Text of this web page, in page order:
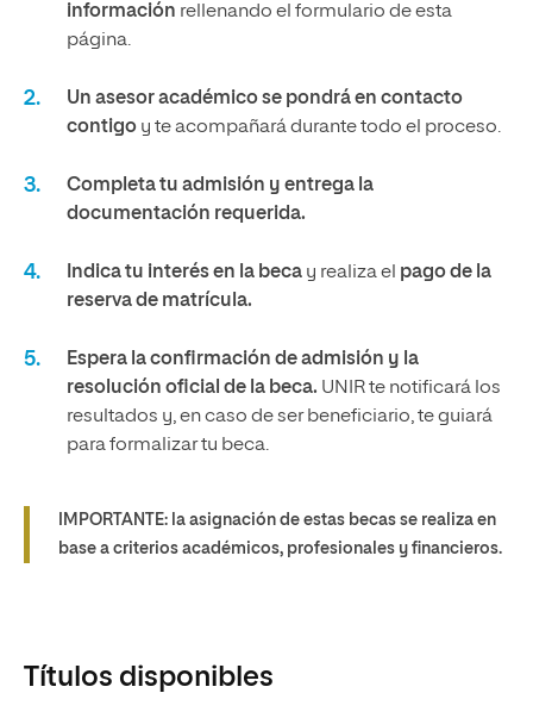
información rellenando el formulario de esta
página.
Un asesor académico se pondrá en contacto
contigo y te acompañará durante todo el proceso.
Completa tu admisión y entrega la
documentación requerida.
Indica tu interés en la beca y realiza el pago de la
reserva de matrícula.
Espera la confirmación de admisión y la
resolución oficial de la beca. UNIR te notificará los
resultados y, en caso de ser beneficiario, te guiará
para formalizar tu beca.
IMPORTANTE: la asignación de estas becas se realiza en
base a criterios académicos, profesionales y financieros.
Títulos disponibles